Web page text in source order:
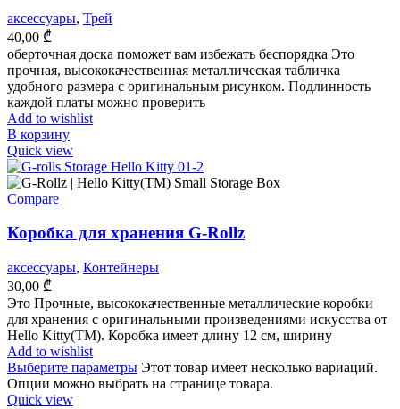
аксессуары, Трей
40,00 ₾
оберточная доска поможет вам избежать беспорядка Это
прочная, высококачественная металлическая табличка
удобного размера с оригинальным рисунком. Подлинность
каждой платы можно проверить
Add to wishlist
В корзину
Quick view
Compare
Коробка для хранения G-Rollz
аксессуары, Контейнеры
30,00 ₾
Это Прочные, высококачественные металлические коробки
для хранения с оригинальными произведениями искусства от
Hello Kitty(TM). Коробка имеет длину 12 см, ширину
Add to wishlist
Выберите параметры Этот товар имеет несколько вариаций.
Опции можно выбрать на странице товара.
Quick view